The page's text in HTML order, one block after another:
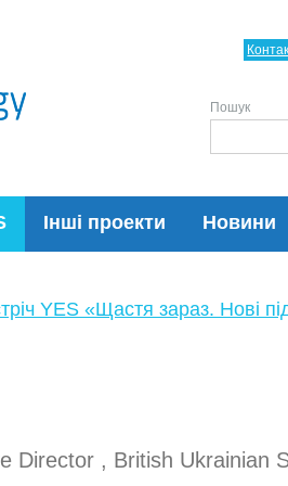
Інші проекти Новини
Пошук
YES «Щастя зараз. Нові
Director , British Ukrainian